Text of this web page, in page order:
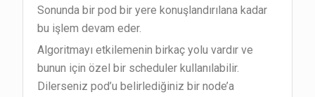
Sonunda bir pod bir yere konuşlandırılana kadar
bu işlem devam eder.
Algoritmayı etkilemenin birkaç yolu vardır ve
bunun için özel bir scheduler kullanılabilir.
Dilerseniz pod’u belirlediğiniz bir node’a